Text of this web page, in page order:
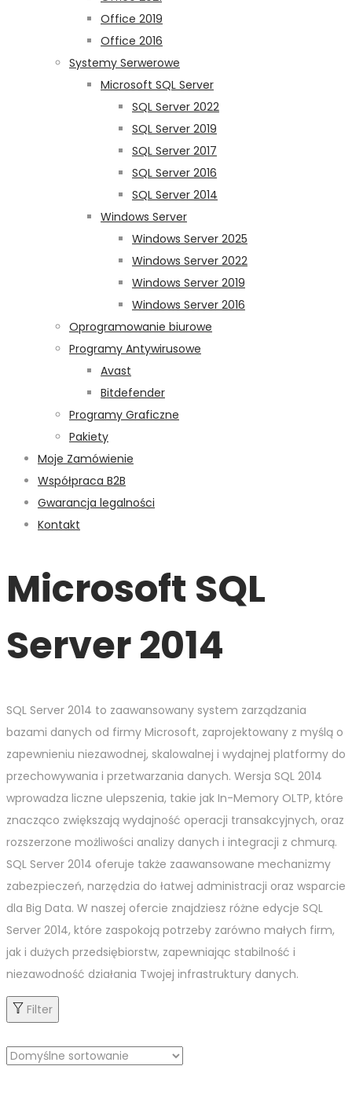
Office 2019
Office 2016
Systemy Serwerowe
Microsoft SQL Server
SQL Server 2022
SQL Server 2019
SQL Server 2017
SQL Server 2016
SQL Server 2014
Windows Server
Windows Server 2025
Windows Server 2022
Windows Server 2019
Windows Server 2016
Oprogramowanie biurowe
Programy Antywirusowe
Avast
Bitdefender
Programy Graficzne
Pakiety
Moje Zamówienie
Współpraca B2B
Gwarancja legalności
Kontakt
Microsoft SQL
Server 2014
SQL Server 2014 to zaawansowany system zarządzania
bazami danych od firmy Microsoft, zaprojektowany z myślą o
zapewnieniu niezawodnej, skalowalnej i wydajnej platformy do
przechowywania i przetwarzania danych. Wersja SQL 2014
wprowadza liczne ulepszenia, takie jak In-Memory OLTP, które
znacząco zwiększają wydajność operacji transakcyjnych, oraz
rozszerzone możliwości analizy danych i integracji z chmurą.
SQL Server 2014 oferuje także zaawansowane mechanizmy
zabezpieczeń, narzędzia do łatwej administracji oraz wsparcie
dla Big Data. W naszej ofercie znajdziesz różne edycje SQL
Server 2014, które zaspokoją potrzeby zarówno małych firm,
jak i dużych przedsiębiorstw, zapewniając stabilność i
niezawodność działania Twojej infrastruktury danych.
Filter